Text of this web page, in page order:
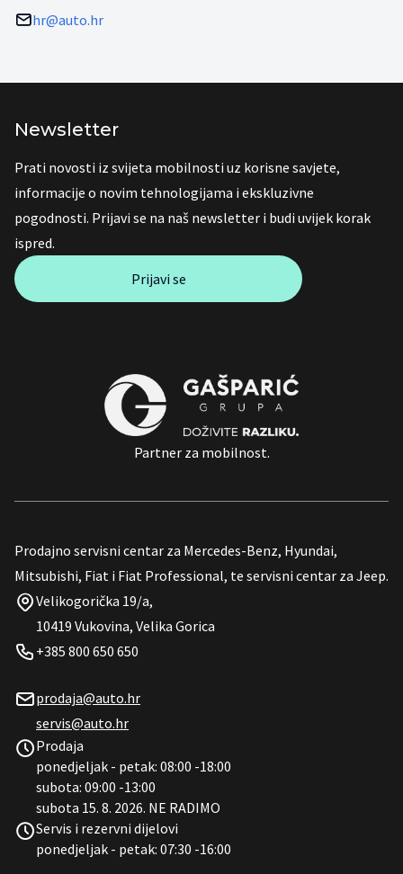
hr@auto.hr
Newsletter
Prati novosti iz svijeta mobilnosti uz korisne savjete,
informacije o novim tehnologijama i ekskluzivne
pogodnosti. Prijavi se na naš newsletter i budi uvijek korak
ispred.
Prijavi se
Partner za mobilnost.
Prodajno servisni centar za Mercedes-Benz, Hyundai,
Mitsubishi, Fiat i Fiat Professional, te servisni centar za Jeep.
Velikogorička 19/a,
10419 Vukovina, Velika Gorica
+385 800 650 650
prodaja@auto.hr
servis@auto.hr
Prodaja
ponedjeljak - petak: 08:00 -18:00
subota: 09:00 -13:00
subota 15. 8. 2026. NE RADIMO
Servis i rezervni dijelovi
ponedjeljak - petak: 07:30 -16:00